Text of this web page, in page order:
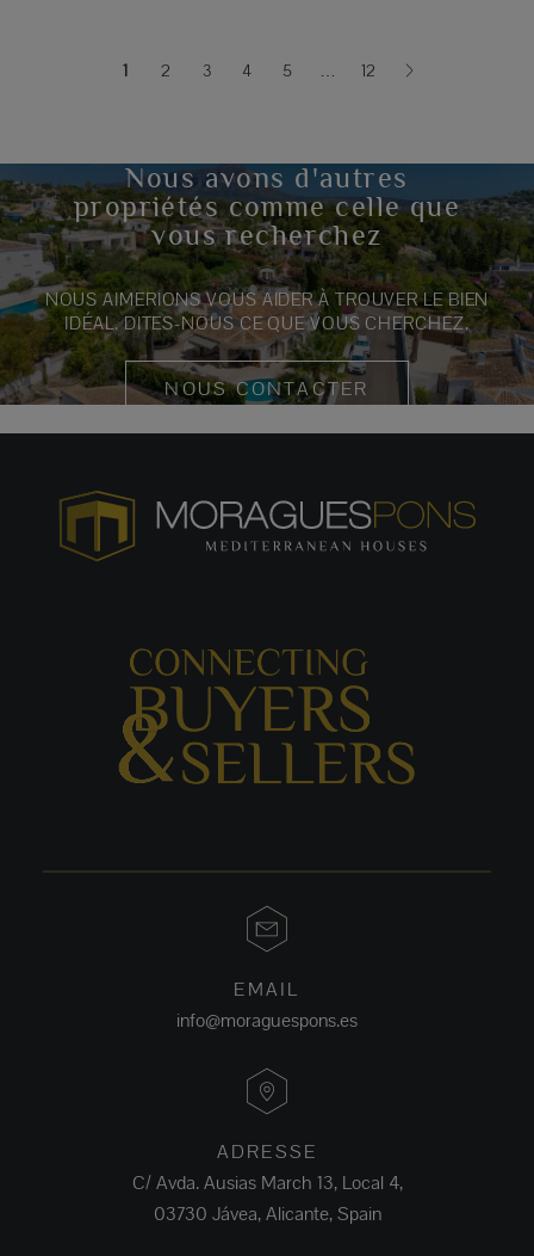
1(current)
2 3 4 5 … 12
Nous avons d'autres
propriétés comme celle que
vous recherchez
NOUS AIMERIONS VOUS AIDER À TROUVER LE BIEN
IDÉAL. DITES-NOUS CE QUE VOUS CHERCHEZ.
NOUS CONTACTER
EMAIL
info@moraguespons.es
ADRESSE
C/ Avda. Ausias March 13, Local 4,
03730 Jávea, Alicante, Spain